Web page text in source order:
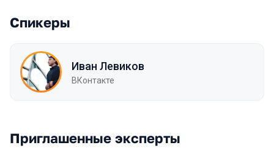
Спикеры
Иван Левиков
ВКонтакте
Приглашенные эксперты